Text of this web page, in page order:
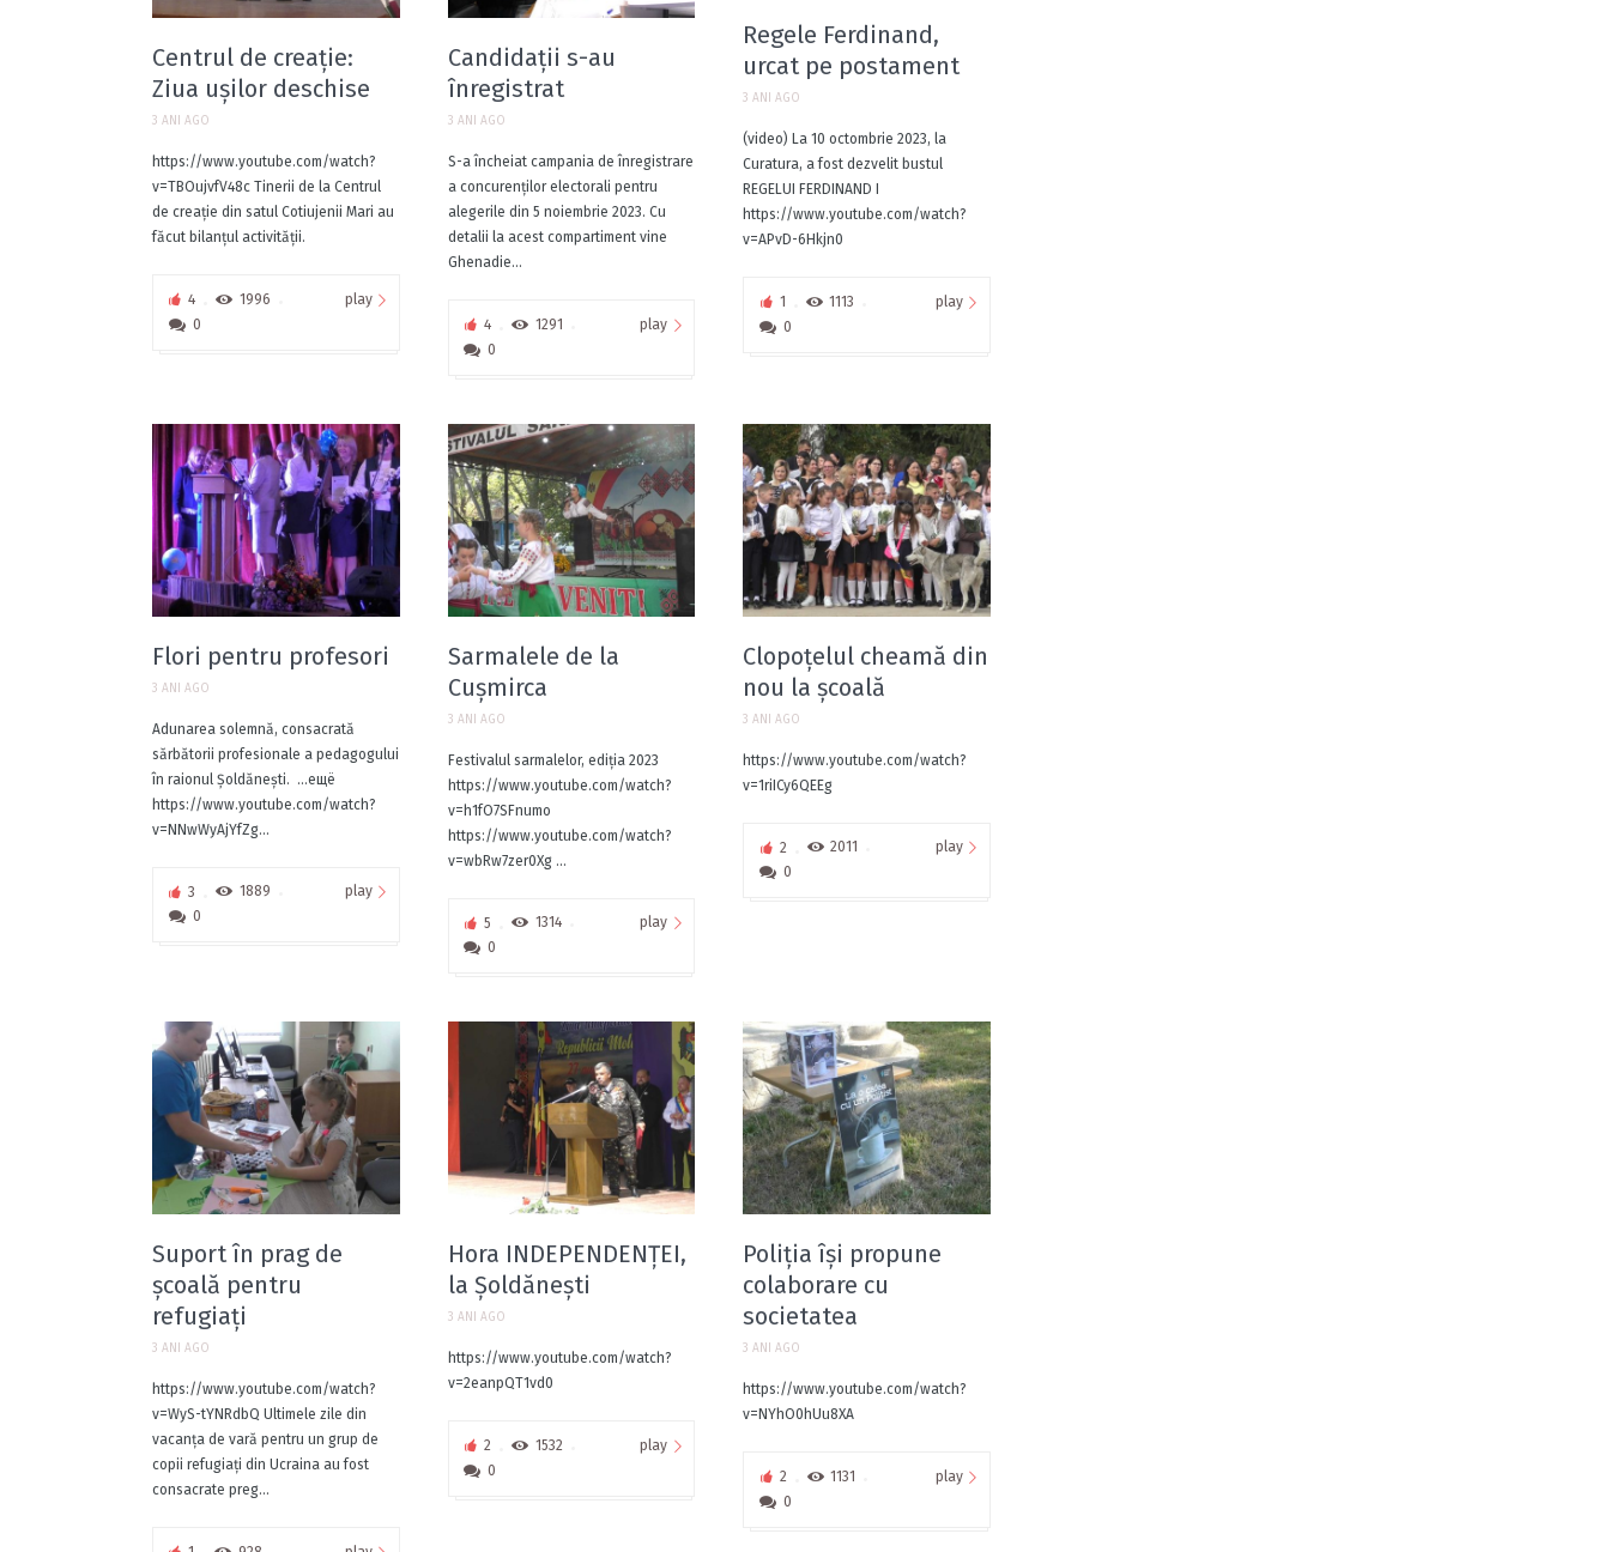
Centrul de creație:
Ziua ușilor deschise
3 ANI AGO
https://www.youtube.com/watch?
v=TBOujvfV48c Tinerii de la Centrul
de creație din satul Cotiujenii Mari au
făcut bilanțul activității.
4
1996
0
play
Candidații s-au
înregistrat
3 ANI AGO
S-a încheiat campania de înregistrare
a concurenților electorali pentru
alegerile din 5 noiembrie 2023. Cu
detalii la acest compartiment vine
Ghenadie...
4
1291
0
play
Regele Ferdinand,
urcat pe postament
3 ANI AGO
(video) La 10 octombrie 2023, la
Curatura, a fost dezvelit bustul
REGELUI FERDINAND I
https://www.youtube.com/watch?
v=APvD-6Hkjn0
1
1113
0
play
Flori pentru profesori
3 ANI AGO
Adunarea solemnă, consacrată
sărbătorii profesionale a pedagogului
în raionul Șoldănești. ...ещё
https://www.youtube.com/watch?
v=NNwWyAjYfZg...
3
1889
0
play
Sarmalele de la
Cușmirca
3 ANI AGO
Festivalul sarmalelor, ediția 2023
https://www.youtube.com/watch?
v=h1fO7SFnumo
https://www.youtube.com/watch?
v=wbRw7zer0Xg ...
5
1314
0
play
Clopoțelul cheamă din
nou la școală
3 ANI AGO
https://www.youtube.com/watch?
v=1riICy6QEEg
2
2011
0
play
Suport în prag de
școală pentru
refugiați
3 ANI AGO
https://www.youtube.com/watch?
v=WyS-tYNRdbQ Ultimele zile din
vacanța de vară pentru un grup de
copii refugiați din Ucraina au fost
consacrate preg...
Hora INDEPENDENȚEI,
la Șoldănești
3 ANI AGO
https://www.youtube.com/watch?
v=2eanpQT1vd0
2
1532
0
play
Poliția își propune
colaborare cu
societatea
3 ANI AGO
https://www.youtube.com/watch?
v=NYhO0hUu8XA
2
1131
0
play